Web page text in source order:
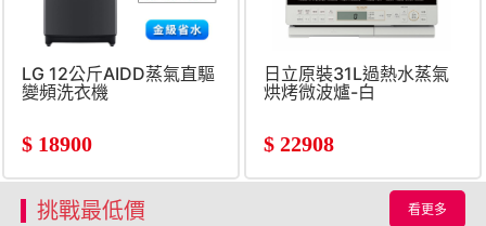
LG 12公斤AIDD蒸氣直驅
變頻洗衣機
$ 18900
日立原裝31L過熱水蒸氣
烘烤微波爐-白
$ 22908
挑戰最低價 看更多